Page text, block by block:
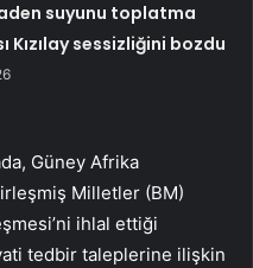
suyunu toplatma
Kızılay sessizliğini bozdu
Güney Afrika
Milletler (BM)
ihlal ettiği
tedbir taleplerine ilişkin